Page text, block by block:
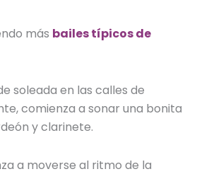
más bailes típicos de
soleada en las calles de
comienza a sonar una bonita
y clarinete.
a moverse al ritmo de la